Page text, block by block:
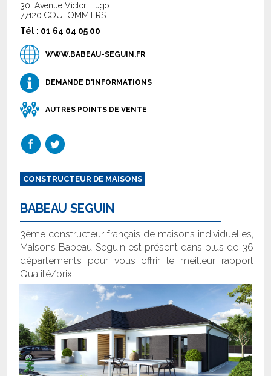
30, Avenue Victor Hugo
77120 COULOMMIERS
Tél : 01 64 04 05 00
WWW.BABEAU-SEGUIN.FR
DEMANDE D'INFORMATIONS
AUTRES POINTS DE VENTE
CONSTRUCTEUR DE MAISONS
BABEAU SEGUIN
3ème constructeur français de maisons individuelles,
Maisons Babeau Seguin est présent dans plus de 36
départements pour vous offrir le meilleur rapport
Qualité/prix